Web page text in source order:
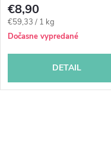
€8,90
Jednotková
cena:
€59,33 / 1 kg
Dočasne vypredané
DETAIL